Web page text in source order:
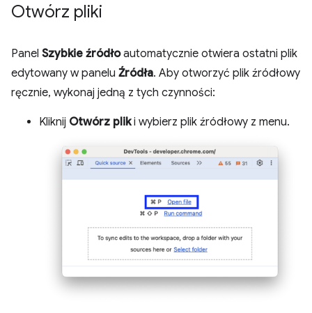
Otwórz pliki
Panel Szybkie źródłoautomatycznie otwiera ostatni plik
edytowany w panelu Źródła. Aby otworzyć plik źródłowy
ręcznie, wykonaj jedną z tych czynności:
Kliknij Otwórz pliki wybierz plik źródłowy z menu.